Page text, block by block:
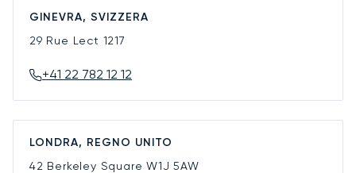
GINEVRA, SVIZZERA
29 Rue Lect 1217
+41 22 782 12 12
LONDRA, REGNO UNITO
42 Berkeley SquareW1J 5AW